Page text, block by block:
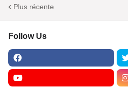
Plus récente
Follow Us